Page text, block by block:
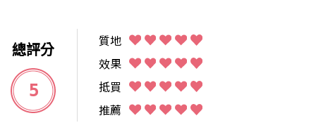
總評分
5
質地
效果
抵買
推薦